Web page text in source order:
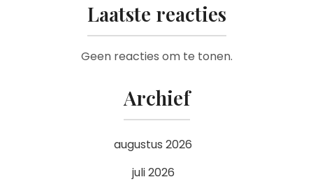
Laatste reacties
Geen reacties om te tonen.
Archief
augustus 2026
juli 2026